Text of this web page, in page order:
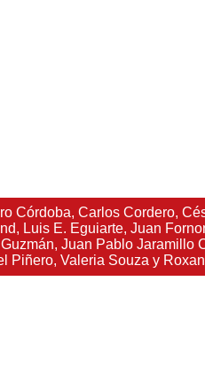
Córdoba, Carlos Cordero,
Luis E. Eguiarte, Juan
Juan Pablo Jaramillo
Piñero, Valeria Souza y